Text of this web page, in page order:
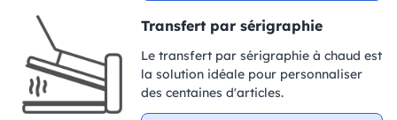
Transfert par sérigraphie
Le transfert par sérigraphie à chaud est
la solution idéale pour personnaliser
des centaines d'articles.